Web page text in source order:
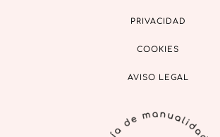
PRIVACIDAD
COOKIES
AVISO LEGAL